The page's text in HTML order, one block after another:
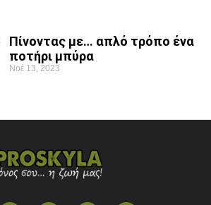
Πίνοντας με… απλό τρόπο ένα
ποτήρι μπύρα
Νοέ 13, 2023